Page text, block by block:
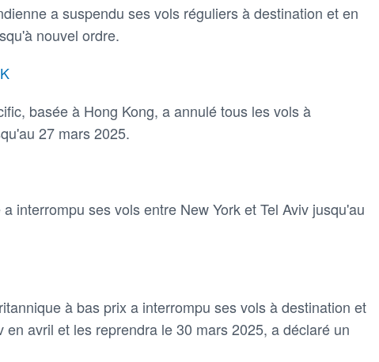
a suspendu ses vols réguliers à destination et en
nouvel ordre.
basée à Hong Kong, a annulé tous les vols à
27 mars 2025.
interrompu ses vols entre New York et Tel Aviv jusqu'au
à bas prix a interrompu ses vols à destination et
en avril et les reprendra le 30 mars 2025, a déclaré un